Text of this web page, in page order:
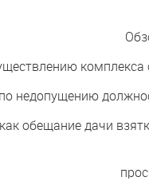
недопущению
обещание дачи